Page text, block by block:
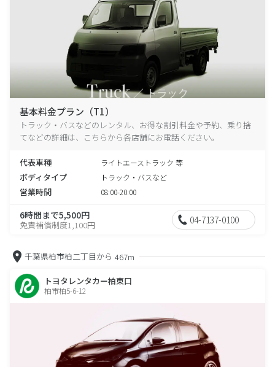
基本料金プラン（T1）
トラック・バスなどのレンタル、お得な割引料金や予約、乗り捨
てなどの詳細は、こちらから各店舗にお電話ください。
代表車種 ライトエーストラック 等
ボディタイプ トラック・バスなど
営業時間 08:00-20:00
6時間まで5,500円
免責補償制度1,100円 04-7137-0100
千葉県柏市柏二丁目から 467m
トヨタレンタカー柏東口
柏市柏5-6-12